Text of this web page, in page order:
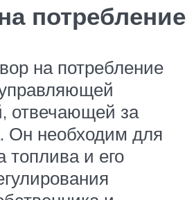
потребление
на потребление
отвечающей за
Он необходим для
топлива и его